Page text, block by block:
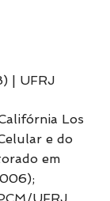
| UFRJ
Los
e do
em